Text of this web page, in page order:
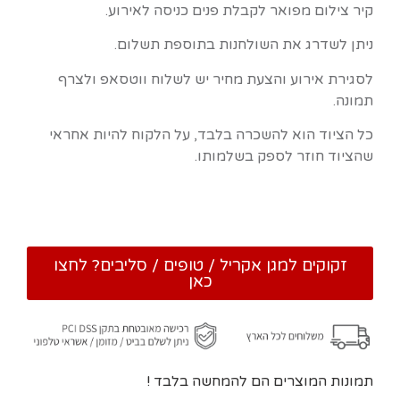
קיר צילום מפואר לקבלת פנים כניסה לאירוע.
ניתן לשדרג את השולחנות בתוספת תשלום.
לסגירת אירוע והצעת מחיר יש לשלוח ווטסאפ ולצרף
תמונה.
כל הציוד הוא להשכרה בלבד, על הלקוח להיות אחראי
שהציוד חוזר לספק בשלמותו.
זקוקים למגן אקריל / טופים / סליבים? לחצו
כאן
תמונות המוצרים הם להמחשה בלבד !